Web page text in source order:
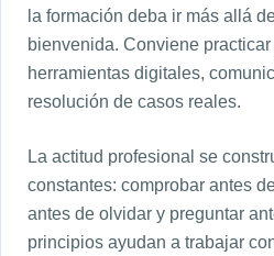
la formación deba ir más allá
bienvenida. Conviene practicar
herramientas digitales,
resolución de casos reales.
La actitud profesional se
constantes: comprobar antes
antes de olvidar y preguntar
principios ayudan a trabajar